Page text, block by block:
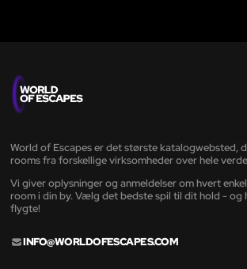
World of Escapes er det største katalogwebsted,
rooms fra forskellige virksomheder over hele
Vi giver oplysninger og anmeldelser om hvert
room i din by. Vælg det bedste spil til dit hold - og
flygte!
INFO@WORLDOFESCAPES.COM